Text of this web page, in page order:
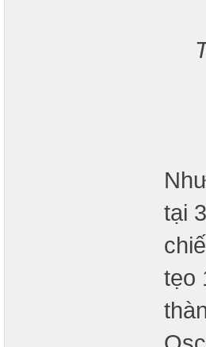
tại
tẹo